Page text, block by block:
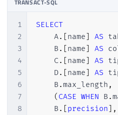
TRANSACT-SQL
1
2
3
4
5
6
7
8
SELECT
    A
. [name] AS
    B
. [name] AS
    C
. [name] AS
    D
. [name] AS
    B
.max_length ,
( CASE WHEN B .
    B
. [precision] ,